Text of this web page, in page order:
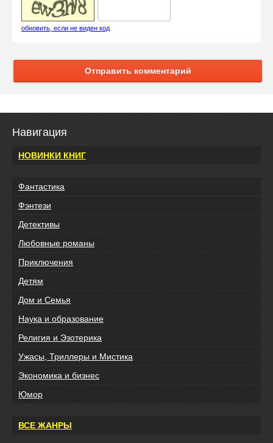
обновить, если не виден код
Отправить комментарий
Навигация
НОВИНКИ КНИГ
Фантастика
Фэнтези
Детективы
Любовные романы
Приключения
Детям
Дом и Семья
Наука и образование
Религия и Эзотерика
Ужасы, Триллеры и Мистика
Экономика и бизнес
Юмор
ВСЕ ЖАНРЫ